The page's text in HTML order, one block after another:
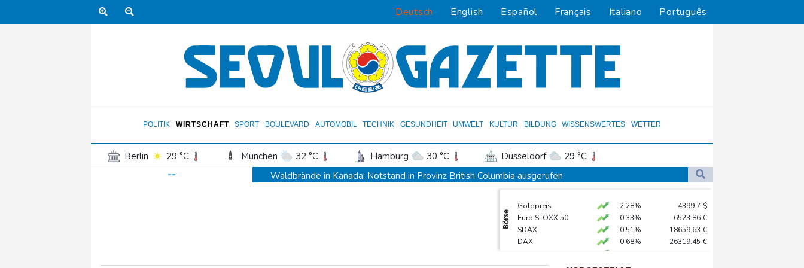
Deutsch English Español Français Italiano Português
POLITIK WIRTSCHAFT SPORT BOULEVARD AUTOMOBIL TECHNIK GESUNDHEIT UMWELT KULTUR BILDUNG WISSENSWERTES WETTER
Berlin 29 °C München 32 °C Hamburg 30 °C Düsseldorf
29 °C
Frankfurt am Main
Potsdam 29 °C Leipzig 32 °C Dortmund
Bremen
Wien
30 °C
--
Waldbrände in Kanada: Notstand in Provinz British Columbia ausgerufen
Im EM-Becken: Berkhahn sieht "nicht viele Medaillenchancen"
Waldbrand in Kanada: Notstand in British Columbia ausgerufen - 20.000 Menschen evakuiert
Dobrindt will Forschung zur Drohensicherheit in Deutschland ausbauen
Börse
Goldpreis 2.28% 4399.7 $
Euro STOXX 50
0.33% 6523.86 €
SDAX
0.51% 18659.63 €
DAX
0.68% 26319.45 €
MDAX
-0.07%